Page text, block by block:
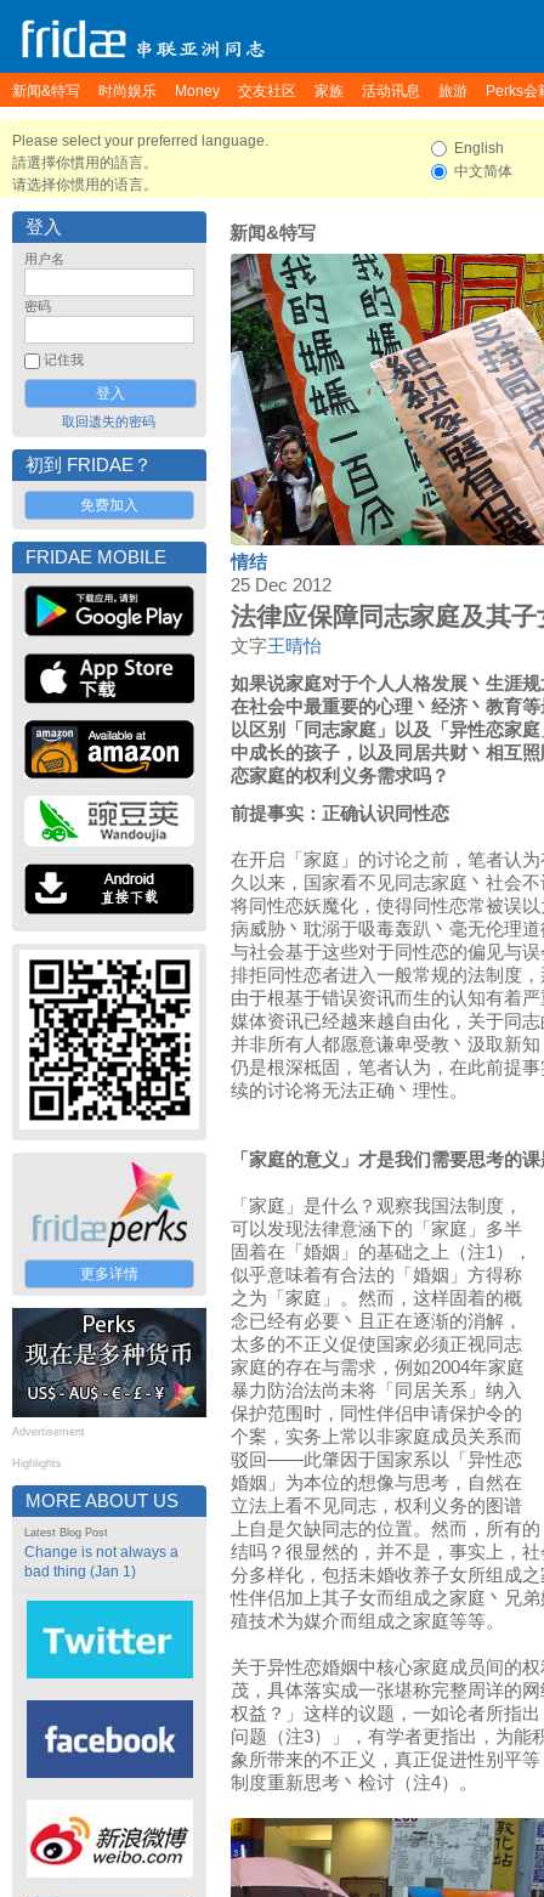
新闻&特写 时尚娱乐 Money 交友社区 家族 活动讯息 旅游 Perks会
Please select your preferred language.
請選擇你慣用的語言。
请选择你惯用的语言。
English
中文简体
登入
用户名
密码
记住我
取回遗失的密码
初到 FRIDAE？
免费加入
FRIDAE MOBILE
更多详情
Advertisement
Highlights
MORE ABOUT US
Latest Blog Post
Change is not always a
bad thing (Jan 1)
新闻&特写
情结
25 Dec 2012
法律应保障同志家庭及其子
文字王晴怡
如果说家庭对于个人人格发展丶生涯
在社会中最重要的心理丶经济丶教育
以区别「同志家庭」以及「异性恋家
中成长的孩子，以及同居共财丶相互
恋家庭的权利义务需求吗？
前提事实：正确认识同性恋
在开启「家庭」的讨论之前，笔者认
久以来，国家看不见同志家庭丶社会
将同性恋妖魔化，使得同性恋常被误
病威胁丶耽溺于吸毒轰趴丶毫无伦理
与社会基于这些对于同性恋的偏见与
排拒同性恋者进入一般常规的法制度
由于根基于错误资讯而生的认知有着
媒体资讯已经越来越自由化，关于同
并非所有人都愿意谦卑受教丶汲取新
仍是根深柢固，笔者认为，在此前提
续的讨论将无法正确丶理性。
「家庭的意义」才是我们需要思考的
「家庭」是什么？观察我国法制度，
可以发现法律意涵下的「家庭」多半
固着在「婚姻」的基础之上（注1），
似乎意味着有合法的「婚姻」方得称
之为「家庭」。然而，这样固着的概
念已经有必要丶且正在逐渐的消解，
太多的不正义促使国家必须正视同志
家庭的存在与需求，例如2004年家庭
暴力防治法尚未将「同居关系」纳入
保护范围时，同性伴侣申请保护令的
个案，实务上常以非家庭成员关系而
驳回——此肇因于国家系以「异性恋
婚姻」为本位的想像与思考，自然在
立法上看不见同志，权利义务的图谱
上自是欠缺同志的位置。然而，所有
结吗？很显然的，并不是，事实上，
分多样化，包括未婚收养子女所组成
性伴侣加上其子女而组成之家庭丶兄
殖技术为媒介而组成之家庭等等。
关于异性恋婚姻中核心家庭成员间的
茂，具体落实成一张堪称完整周详的
权益？」这样的议题，一如论者所指
问题（注3）」，有学者更指出，为能
象所带来的不正义，真正促进性别平
制度重新思考丶检讨（注4）。